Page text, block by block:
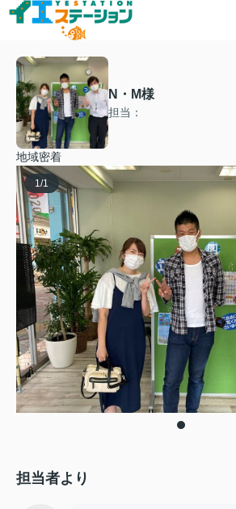
N・M様
担当：
地域密着
1/1
担当者より